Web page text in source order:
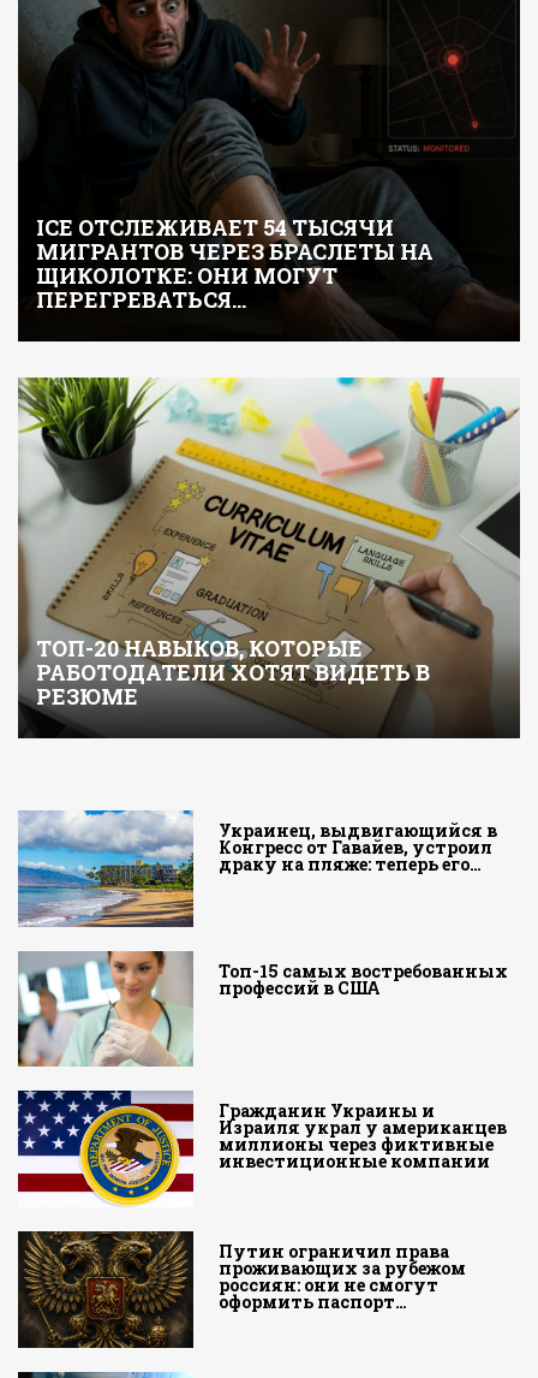
ICE ОТСЛЕЖИВАЕТ 54 ТЫСЯЧИ
МИГРАНТОВ ЧЕРЕЗ БРАСЛЕТЫ НА
ЩИКОЛОТКЕ: ОНИ МОГУТ
ПЕРЕГРЕВАТЬСЯ…
ТОП-20 НАВЫКОВ, КОТОРЫЕ
РАБОТОДАТЕЛИ ХОТЯТ ВИДЕТЬ В
РЕЗЮМЕ
Украинец, выдвигающийся в
Конгресс от Гавайев, устроил
драку на пляже: теперь его…
Топ-15 самых востребованных
профессий в США
Гражданин Украины и
Израиля украл у американцев
миллионы через фиктивные
инвестиционные компании
Путин ограничил права
проживающих за рубежом
россиян: они не смогут
оформить паспорт…